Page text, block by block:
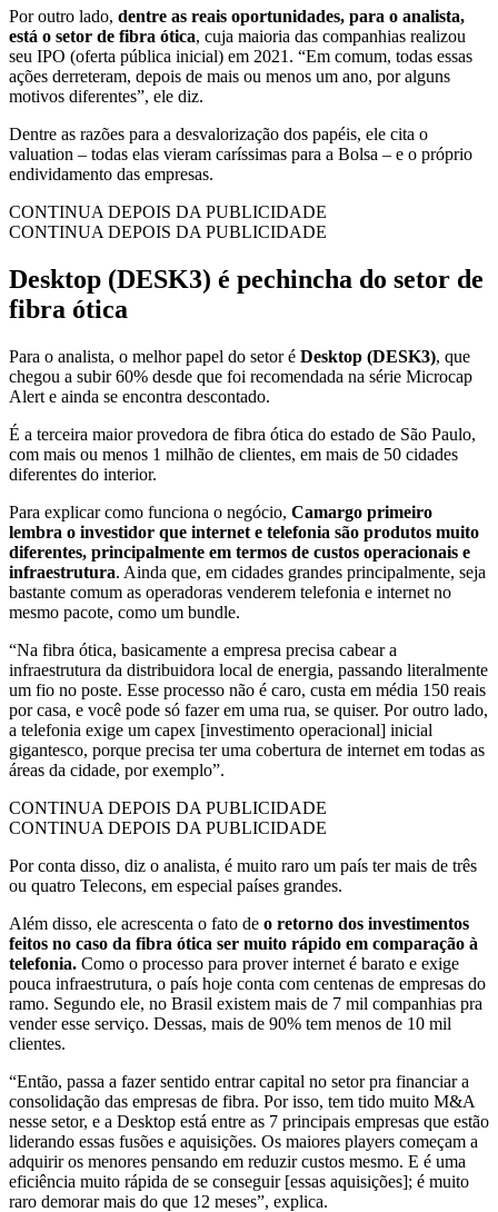
Por outro lado, dentre as reais oportunidades, para o analista,
está o setor de fibra ótica, cuja maioria das companhias realizou
seu IPO (oferta pública inicial) em 2021. “Em comum, todas essas
ações derreteram, depois de mais ou menos um ano, por alguns
motivos diferentes”, ele diz.
Dentre as razões para a desvalorização dos papéis, ele cita o
valuation – todas elas vieram caríssimas para a Bolsa – e o próprio
endividamento das empresas.
CONTINUA DEPOIS DA PUBLICIDADE
CONTINUA DEPOIS DA PUBLICIDADE
Desktop (DESK3) é pechincha do setor de
fibra ótica
Para o analista, o melhor papel do setor é Desktop (DESK3), que
chegou a subir 60% desde que foi recomendada na série Microcap
Alert e ainda se encontra descontado.
É a terceira maior provedora de fibra ótica do estado de São Paulo,
com mais ou menos 1 milhão de clientes, em mais de 50 cidades
diferentes do interior.
Para explicar como funciona o negócio, Camargo primeiro
lembra o investidor que internet e telefonia são produtos muito
diferentes, principalmente em termos de custos operacionais e
infraestrutura. Ainda que, em cidades grandes principalmente, seja
bastante comum as operadoras venderem telefonia e internet no
mesmo pacote, como um bundle.
“Na fibra ótica, basicamente a empresa precisa cabear a
infraestrutura da distribuidora local de energia, passando literalmente
um fio no poste. Esse processo não é caro, custa em média 150 reais
por casa, e você pode só fazer em uma rua, se quiser. Por outro lado,
a telefonia exige um capex [investimento operacional] inicial
gigantesco, porque precisa ter uma cobertura de internet em todas as
áreas da cidade, por exemplo”.
CONTINUA DEPOIS DA PUBLICIDADE
CONTINUA DEPOIS DA PUBLICIDADE
Por conta disso, diz o analista, é muito raro um país ter mais de três
ou quatro Telecons, em especial países grandes.
Além disso, ele acrescenta o fato de o retorno dos investimentos
feitos no caso da fibra ótica ser muito rápido em comparação à
telefonia. Como o processo para prover internet é barato e exige
pouca infraestrutura, o país hoje conta com centenas de empresas do
ramo. Segundo ele, no Brasil existem mais de 7 mil companhias pra
vender esse serviço. Dessas, mais de 90% tem menos de 10 mil
clientes.
“Então, passa a fazer sentido entrar capital no setor pra financiar a
consolidação das empresas de fibra. Por isso, tem tido muito M&A
nesse setor, e a Desktop está entre as 7 principais empresas que estão
liderando essas fusões e aquisições. Os maiores players começam a
adquirir os menores pensando em reduzir custos mesmo. E é uma
eficiência muito rápida de se conseguir [essas aquisições]; é muito
raro demorar mais do que 12 meses”, explica.